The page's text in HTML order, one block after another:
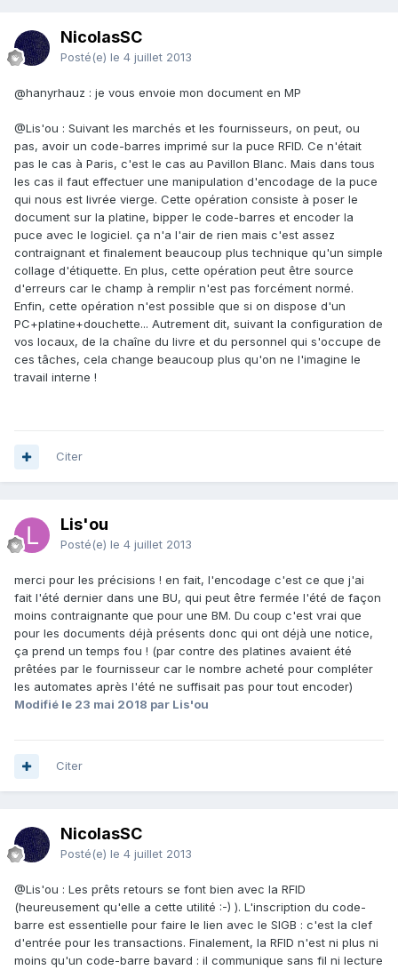
NicolasSC
Posté(e) le 4 juillet 2013
@hanyrhauz : je vous envoie mon document en MP
@Lis'ou : Suivant les marchés et les fournisseurs, on peut, ou
pas, avoir un code-barres imprimé sur la puce RFID. Ce n'était
pas le cas à Paris, c'est le cas au Pavillon Blanc. Mais dans tous
les cas il faut effectuer une manipulation d'encodage de la puce
qui nous est livrée vierge. Cette opération consiste à poser le
document sur la platine, bipper le code-barres et encoder la
puce avec le logiciel. ça n'a l'air de rien mais c'est assez
contraignant et finalement beaucoup plus technique qu'un simple
collage d'étiquette. En plus, cette opération peut être source
d'erreurs car le champ à remplir n'est pas forcément normé.
Enfin, cette opération n'est possible que si on dispose d'un
PC+platine+douchette... Autrement dit, suivant la configuration de
vos locaux, de la chaîne du livre et du personnel qui s'occupe de
ces tâches, cela change beaucoup plus qu'on ne l'imagine le
travail interne !
Citer
Lis'ou
Posté(e) le 4 juillet 2013
merci pour les précisions ! en fait, l'encodage c'est ce que j'ai
fait l'été dernier dans une BU, qui peut être fermée l'été de façon
moins contraignante que pour une BM. Du coup c'est vrai que
pour les documents déjà présents donc qui ont déjà une notice,
ça prend un temps fou ! (par contre des platines avaient été
prêtées par le fournisseur car le nombre acheté pour compléter
les automates après l'été ne suffisait pas pour tout encoder)
Modifié le 23 mai 2018 par Lis'ou
Citer
NicolasSC
Posté(e) le 4 juillet 2013
@Lis'ou : Les prêts retours se font bien avec la RFID
(heureusement qu'elle a cette utilité :-) ). L'inscription du code-
barre est essentielle pour faire le lien avec le SIGB : c'est la clef
d'entrée pour les transactions. Finalement, la RFID n'est ni plus ni
moins qu'un code-barre bavard : il communique sans fil ni lecture